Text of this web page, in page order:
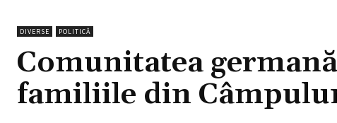
DIVERSE POLITICĂ
Comunitatea
familiile din